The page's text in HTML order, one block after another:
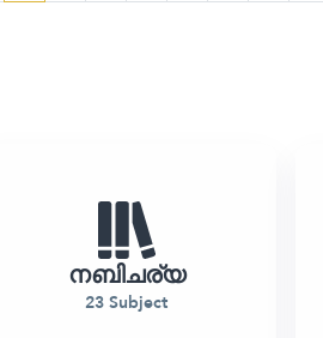
നബിചര്യ
23 Subject